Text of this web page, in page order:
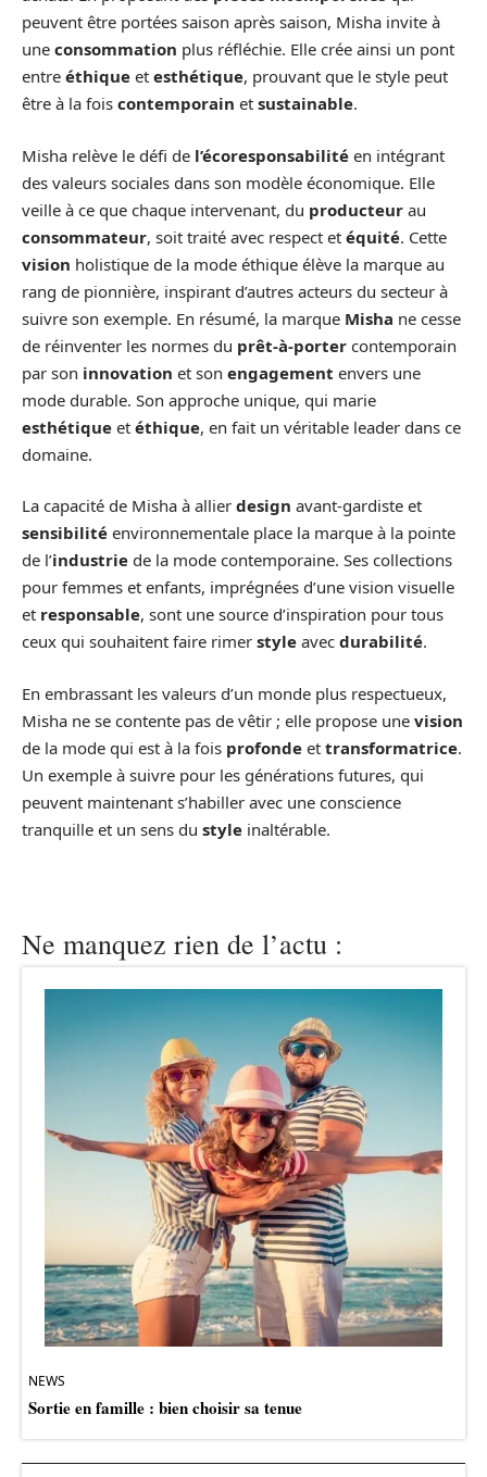
peuvent être portées saison après saison, Misha invite à
une consommation plus réfléchie. Elle crée ainsi un pont
entre éthique et esthétique, prouvant que le style peut
être à la fois contemporain et sustainable.
Misha relève le défi de l’écoresponsabilité en intégrant
des valeurs sociales dans son modèle économique. Elle
veille à ce que chaque intervenant, du producteur au
consommateur, soit traité avec respect et équité. Cette
vision holistique de la mode éthique élève la marque au
rang de pionnière, inspirant d’autres acteurs du secteur à
suivre son exemple. En résumé, la marque Misha ne cesse
de réinventer les normes du prêt-à-porter contemporain
par son innovation et son engagement envers une
mode durable. Son approche unique, qui marie
esthétique et éthique, en fait un véritable leader dans ce
domaine.
La capacité de Misha à allier design avant-gardiste et
sensibilité environnementale place la marque à la pointe
de l’industrie de la mode contemporaine. Ses collections
pour femmes et enfants, imprégnées d’une vision visuelle
et responsable, sont une source d’inspiration pour tous
ceux qui souhaitent faire rimer style avec durabilité.
En embrassant les valeurs d’un monde plus respectueux,
Misha ne se contente pas de vêtir ; elle propose une vision
de la mode qui est à la fois profonde et transformatrice.
Un exemple à suivre pour les générations futures, qui
peuvent maintenant s’habiller avec une conscience
tranquille et un sens du style inaltérable.
Ne manquez rien de l’actu :
NEWS
Sortie en famille : bien choisir sa tenue